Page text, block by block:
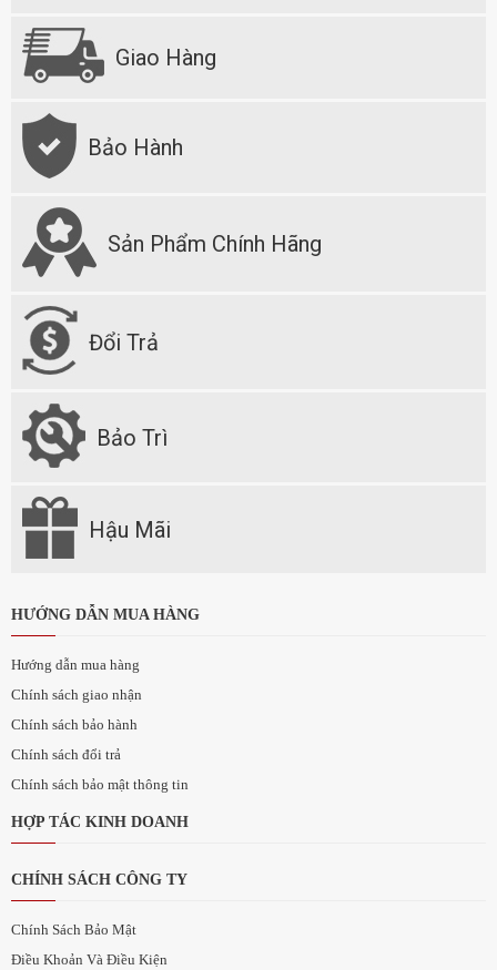
Giao Hàng
Bảo Hành
Sản Phẩm Chính Hãng
Đổi Trả
Bảo Trì
Hậu Mãi
HƯỚNG DẪN MUA HÀNG
Hướng dẫn mua hàng
Chính sách giao nhận
Chính sách bảo hành
Chính sách đổi trả
Chính sách bảo mật thông tin
HỢP TÁC KINH DOANH
CHÍNH SÁCH CÔNG TY
Chính Sách Bảo Mật
Điều Khoản Và Điều Kiện